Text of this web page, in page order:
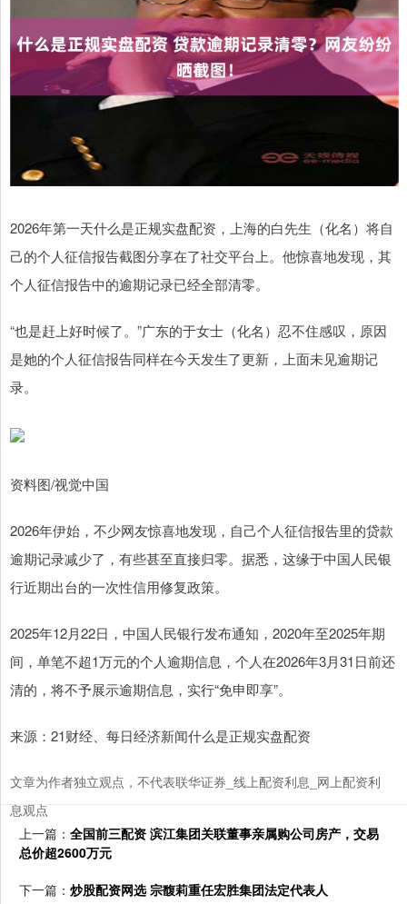
2026年第一天什么是正规实盘配资，上海的白先生（化名）将自
己的个人征信报告截图分享在了社交平台上。他惊喜地发现，其
个人征信报告中的逾期记录已经全部清零。
“也是赶上好时候了。”广东的于女士（化名）忍不住感叹，原因
是她的个人征信报告同样在今天发生了更新，上面未见逾期记
录。
资料图/视觉中国
2026年伊始，不少网友惊喜地发现，自己个人征信报告里的贷款
逾期记录减少了，有些甚至直接归零。据悉，这缘于中国人民银
行近期出台的一次性信用修复政策。
2025年12月22日，中国人民银行发布通知，2020年至2025年期
间，单笔不超1万元的个人逾期信息，个人在2026年3月31日前还
清的，将不予展示逾期信息，实行“免申即享”。
来源：21财经、每日经济新闻什么是正规实盘配资
文章为作者独立观点，不代表联华证券_线上配资利息_网上配资利
息观点
上一篇： 全国前三配资 滨江集团关联董事亲属购公司房产，交易
总价超2600万元
下一篇： 炒股配资网选 宗馥莉重任宏胜集团法定代表人